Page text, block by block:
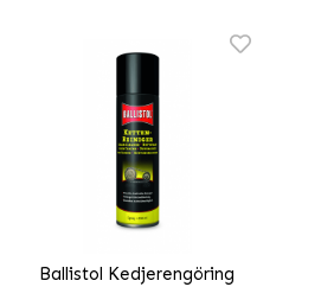
Ballistol Kedjerengöring